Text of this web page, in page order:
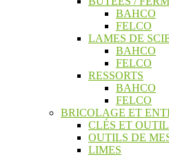
BAHCO
FELCO
LAMES DE
BAHCO
FELCO
RESSORTS
BAHCO
FELCO
BRICOLAGE ET
CLÉS ET
OUTILS DE
LIMES